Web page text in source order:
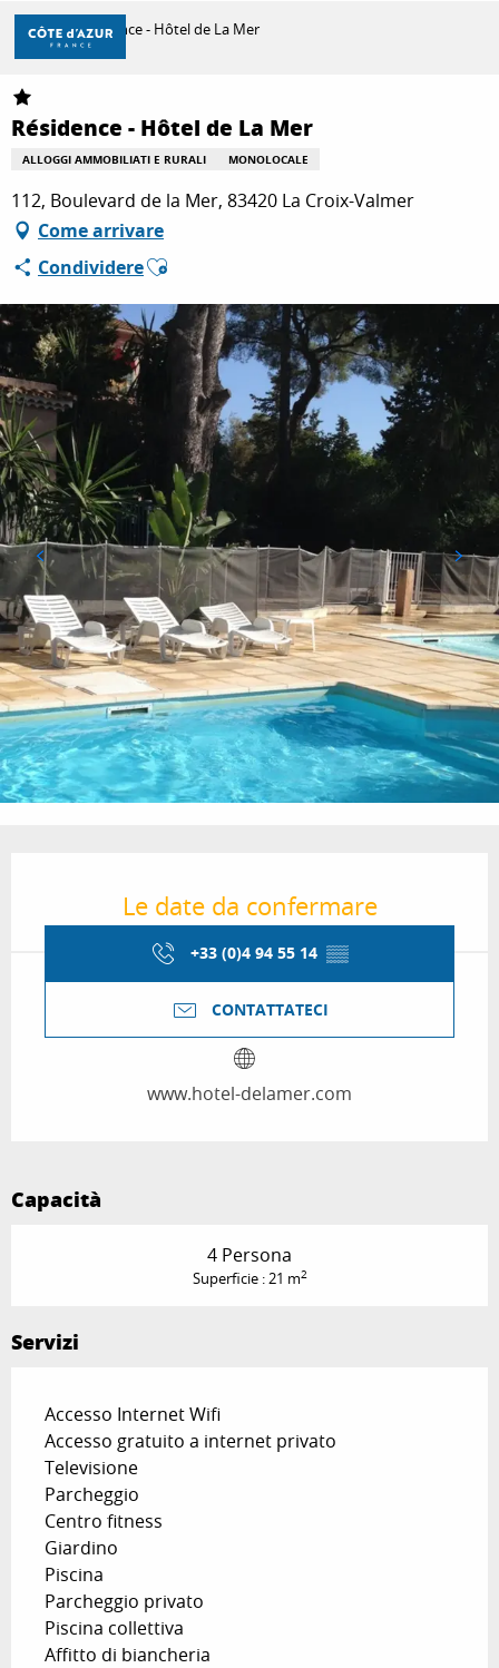
Aller
contenu
principal
SCOPRIRE
PER FARE
SOGGIORNO
Casa Résidence - Hôtel de La Mer
Résidence - Hôtel de La Mer
ALLOGGI AMMOBILIATI E RURALI MONOLOCALE
112, Boulevard de la Mer, 83420 La Croix-Valmer
Come arrivare
CondividereAjouter aux favoris
Le date da confermare
+33 (0)4 94 55 14 ▒▒
CONTATTATECI
www.hotel-delamer.com
Capacità
4 Persona
Superficie : 21 m2
Servizi
Accesso Internet Wifi
Accesso gratuito a internet privato
Televisione
Parcheggio
Centro fitness
Giardino
Piscina
Parcheggio privato
Piscina collettiva
Affitto di biancheria